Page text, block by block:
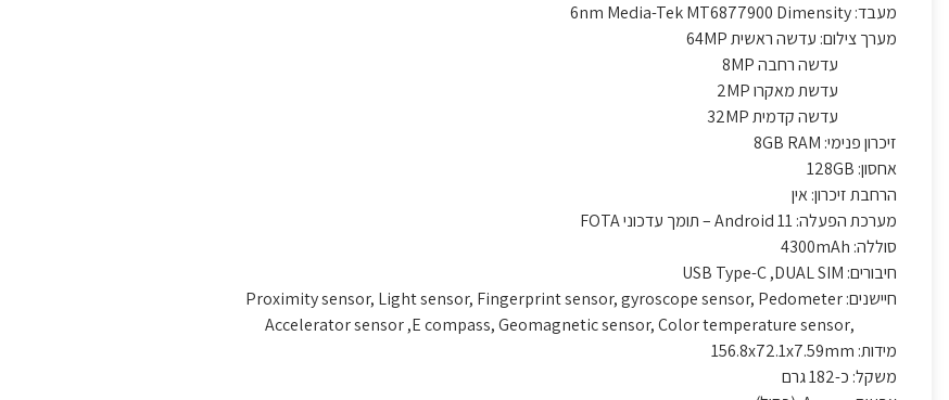
מעבד: 6nm Media-Tek MT6877900 Dimensity
מערך צילום: עדשה ראשית 64MP
עדשה רחבה 8MP
עדשת מאקרו 2MP
עדשה קדמית 32MP
זיכרון פנימי: 8GB RAM
אחסון: 128GB
הרחבת זיכרון: אין
מערכת הפעלה: Android 11 – תומך עדכוני FOTA
סוללה: 4300mAh
חיבורים: USB Type-C ,DUAL SIM
חיישנים: Proximity sensor, Light sensor, Fingerprint sensor, gyroscope sensor, Pedometer
,Accelerator sensor ,E compass, Geomagnetic sensor, Color temperature sensor
מידות: 156.8x72.1x7.59mm
משקל: כ-182 גרם